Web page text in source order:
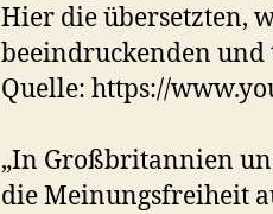
Hier die übersetzten,
beeindruckenden und
Quelle: https://
„In Großbritannien
die Meinungsfreiheit